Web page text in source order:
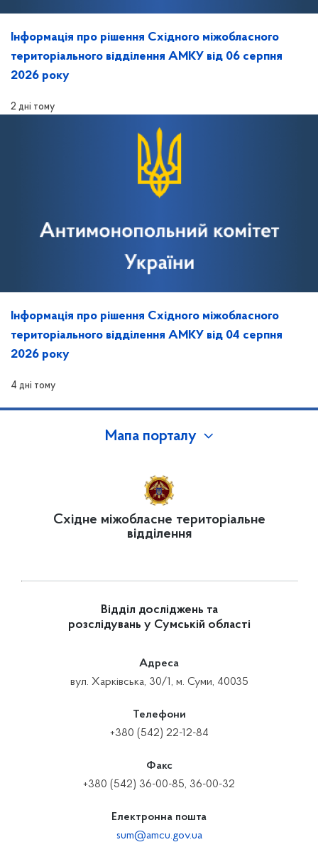
Інформація про рішення Східного міжобласного
територіального відділення АМКУ від 06 серпня
2026 року
2 дні тому
Інформація про рішення Східного міжобласного
територіального відділення АМКУ від 04 серпня
2026 року
4 дні тому
Мапа порталу
Східне міжобласне територіальне
відділення
Відділ досліджень та
розслідувань у Сумській області
Адреса
вул. Харківська, 30/1, м. Суми, 40035
Телефони
+380 (542) 22-12-84
Факс
+380 (542) 36-00-85, 36-00-32
Електронна пошта
sum@amcu.gov.ua